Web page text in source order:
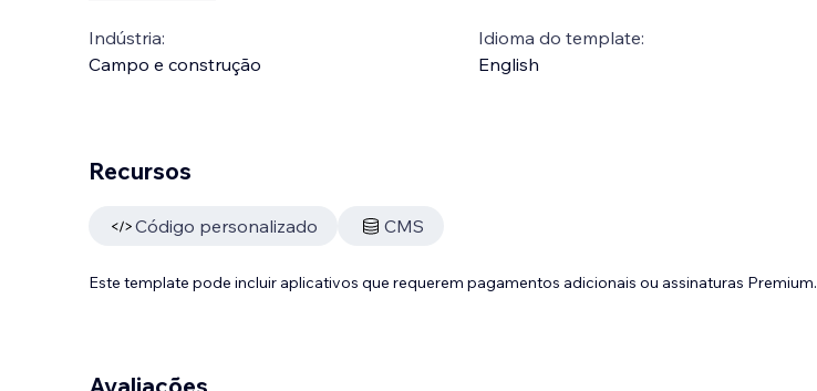
Indústria:
Campo e construção
Idioma do template:
English
Recursos
Código personalizado CMS
Este template pode incluir aplicativos que requerem pagamentos adicionais ou assinaturas Premium.